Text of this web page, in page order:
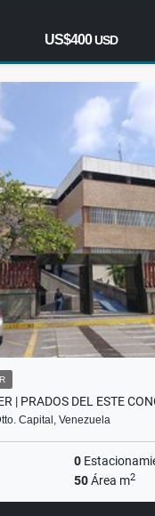
US$400USD
| PRADOS DEL ESTE
Capital, Venezuela
0
50Área m2